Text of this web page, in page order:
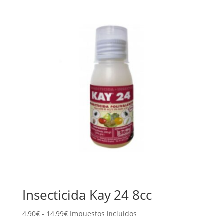
Insecticida Kay 24 8cc
4,90€ - 14,99€Rango
Impuestos incluidos